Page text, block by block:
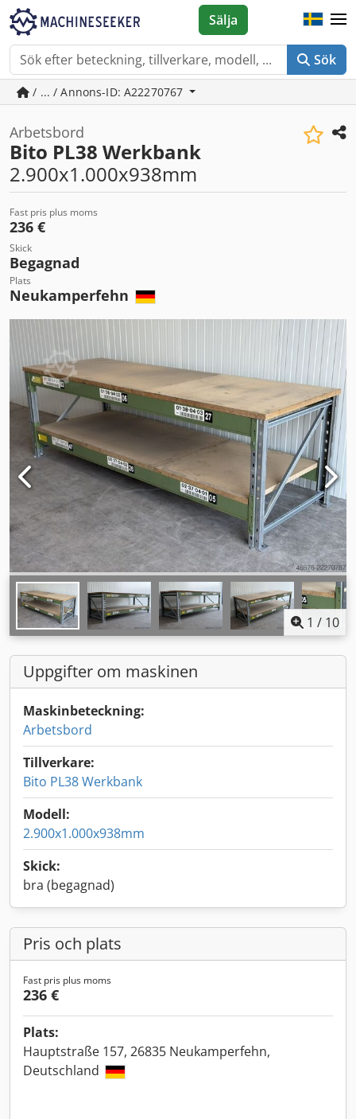
Sök
Sälja
/ ... / Annons-ID: A22270767
Arbetsbord
Bito PL38 Werkbank
2.900x1.000x938mm
Fast pris plus moms
236 €
Skick
Begagnad
Plats
Neukamperfehn
1 / 10
Uppgifter om maskinen
Maskinbeteckning:
Arbetsbord
Tillverkare:
Bito PL38 Werkbank
Modell:
2.900x1.000x938mm
Skick:
bra (begagnad)
Pris och plats
Fast pris plus moms
236 €
Plats:
Hauptstraße 157, 26835 Neukamperfehn,
Deutschland